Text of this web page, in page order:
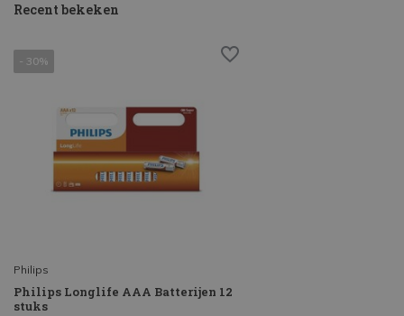
Recent bekeken
- 30%
Philips
Philips Longlife AAA Batterijen 12
stuks